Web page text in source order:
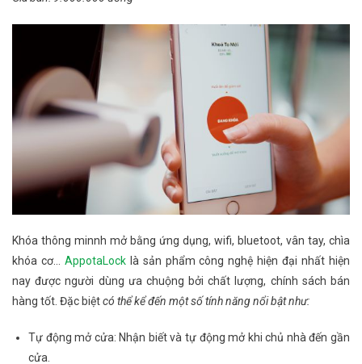
Khóa thông minnh mở bằng ứng dụng, wifi, bluetoot, vân tay, chìa
khóa cơ… AppotaLocklà sản phẩm công nghệ hiện đại nhất hiện
nay được người dùng ưa chuộng bởi chất lượng, chính sách bán
hàng tốt. Đặc biệtcó thể kể đến một số tính năng nổi bật như:
Tự động mở cửa: Nhận biết và tự động mở khi chủ nhà đến gần
cửa.